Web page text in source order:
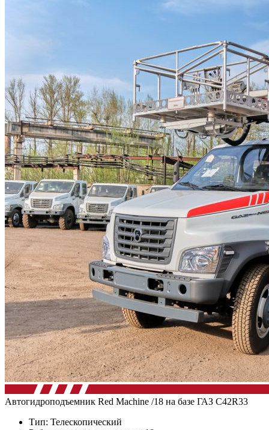
Автогидроподъемник Red Machine /18 на базе ГАЗ C42R33
Тип: Телескопический